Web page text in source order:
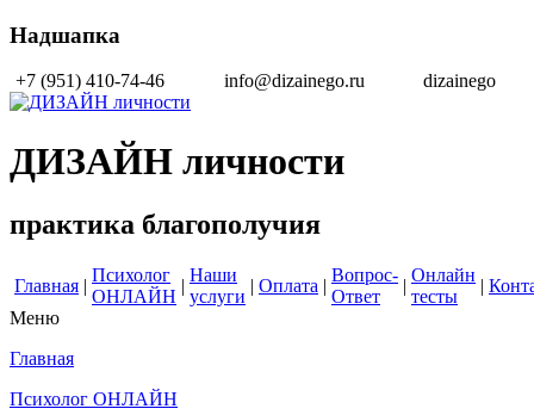
Надшапка
+7 (951) 410-74-46 info@dizainego.ru dizainego
ДИЗАЙН личности
практика благополучия
Главная |
Психолог
ОНЛАЙН
|
Наши
услуги
| Оплата |
Вопрос-
Ответ
|
Онлайн
тесты
|
Меню
Главная
Психолог ОНЛАЙН